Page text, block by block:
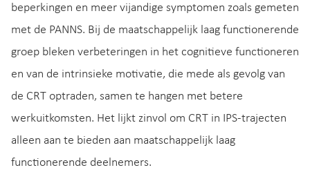
beperkingen en meer vijandige symptomen zoals gemeten
met de PANNS. Bij de maatschappelijk laag functionerende
groep bleken verbeteringen in het cognitieve functioneren
en van de intrinsieke motivatie, die mede als gevolg van
de CRT optraden, samen te hangen met betere
werkuitkomsten. Het lijkt zinvol om CRT in IPS-trajecten
alleen aan te bieden aan maatschappelijk laag
functionerende deelnemers.